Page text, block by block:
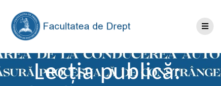
Lecția publică: